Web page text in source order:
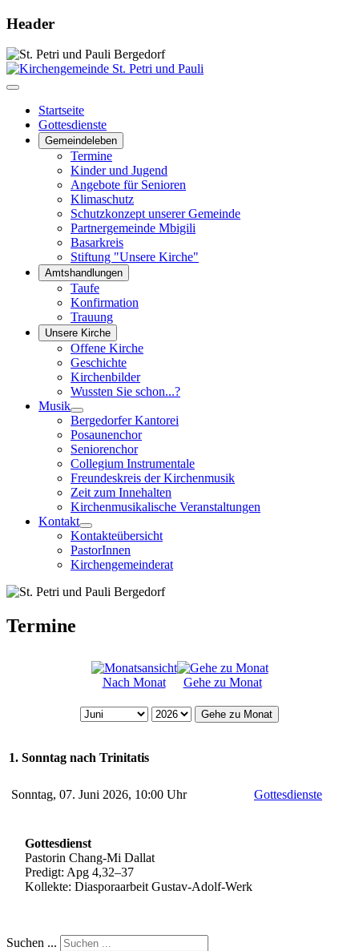
Header
Startseite
Gottesdienste
Gemeindeleben
Termine
Kinder und Jugend
Angebote für Senioren
Klimaschutz
Schutzkonzept unserer Gemeinde
Partnergemeinde Mbigili
Basarkreis
Stiftung "Unsere Kirche"
Amtshandlungen
Taufe
Konfirmation
Trauung
Unsere Kirche
Offene Kirche
Geschichte
Kirchenbilder
Wussten Sie schon...?
Musik
Bergedorfer Kantorei
Posaunenchor
Seniorenchor
Collegium Instrumentale
Freundeskreis der Kirchenmusik
Zeit zum Innehalten
Kirchenmusikalische Veranstaltungen
Kontakt
Kontakteübersicht
PastorInnen
Kirchengemeinderat
Termine
Nach Monat Gehe zu Monat
Gehe zu Monat
1. Sonntag nach Trinitatis
Sonntag, 07. Juni 2026, 10:00 Uhr Gottesdienste
Gottesdienst
Pastorin Chang-Mi Dallat
Predigt: Apg 4,32–37
Kollekte: Diasporaarbeit Gustav-Adolf-Werk
Suchen ...